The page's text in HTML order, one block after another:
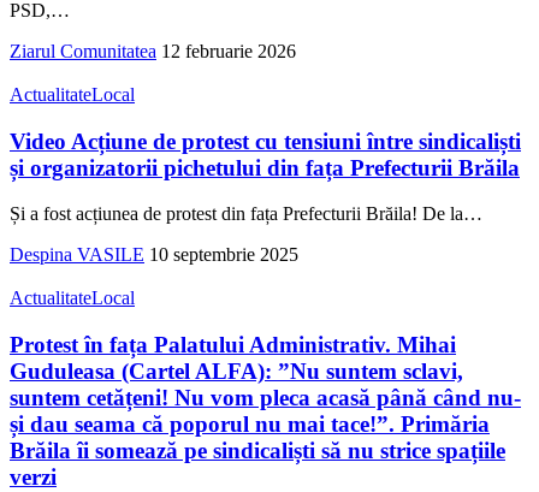
PSD,…
Ziarul Comunitatea 12 februarie 2026
ActualitateLocal
Video Acțiune de protest cu tensiuni între sindicaliști
și organizatorii pichetului din fața Prefecturii Brăila
Și a fost acțiunea de protest din fața Prefecturii Brăila! De la…
Despina VASILE 10 septembrie 2025
ActualitateLocal
Protest în fața Palatului Administrativ. Mihai
Guduleasa (Cartel ALFA): ”Nu suntem sclavi,
suntem cetățeni! Nu vom pleca acasă până când nu-
și dau seama că poporul nu mai tace!”. Primăria
Brăila îi somează pe sindicaliști să nu strice spațiile
verzi